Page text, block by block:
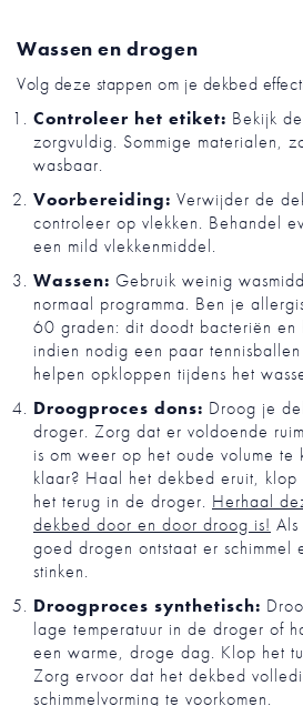
Wassen en drogen
Volg deze stappen om je dekbed
Controleer het etiket: Bekijk
zorgvuldig. Sommige materialen,
wasbaar.
Voorbereiding: Verwijder de
controleer op vlekken. Behandel
een mild vlekkenmiddel.
Wassen: Gebruik weinig
normaal programma. Ben je
60 graden: dit doodt bacteriën en
indien nodig een paar
helpen opkloppen tijdens het
Droogproces dons: Droog je
droger. Zorg dat er voldoende
is om weer op het oude volume te
klaar? Haal het dekbed eruit,
het terug in de droger. Herhaal
dekbed door en door droog is!
goed drogen ontstaat er schimmel
stinken.
Droogproces synthetisch:
lage temperatuur in de droger of
een warme, droge dag. Klop het
Zorg ervoor dat het dekbed
schimmelvorming te voorkomen.